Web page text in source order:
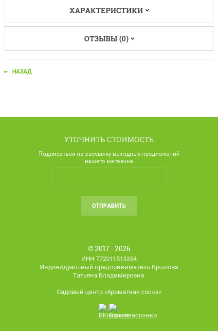
ХАРАКТЕРИСТИКИ
ОТЗЫВЫ (0)
НАЗАД
УТОЧНИТЬ СТОИМОСТЬ
Подписаться на рассылку выгодных предложений
нашего магазина
ОТПРАВИТЬ
© 2017 - 2026
ИНН 772011513354
Индивидуальный предприниматель Крылова
Татьяна Владимировна
Садовый центр «Ароматная сосна»